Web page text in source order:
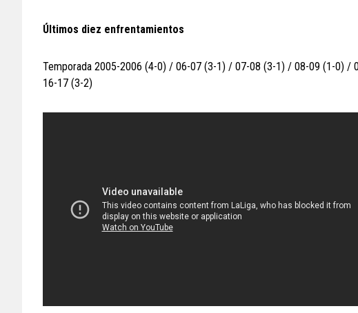
Últimos diez enfrentamientos
Temporada 2005-2006 (4-0) / 06-07 (3-1) / 07-08 (3-1) / 08-09 (1-0)
16-17 (3-2)